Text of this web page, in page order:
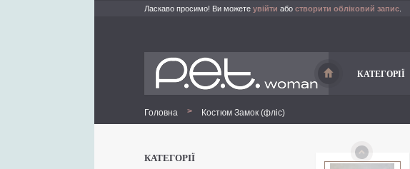
Ласкаво просимо! Ви можете увійти або створити обліковий запис
КАТЕГОРІЇ
Головна > Костюм Замок (фліс)
КАТЕГОРІЇ